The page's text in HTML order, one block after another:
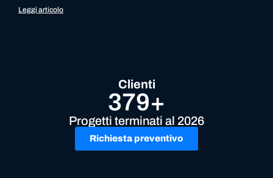
Leggi articolo
Clienti
379+
Progetti terminati al 2026
Richiesta preventivo